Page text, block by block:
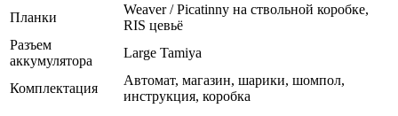
Планки
Weaver / Picatinny на ствольной коробке,
RIS цевьё
Разъем
аккумулятора
Large Tamiya
Комплектация
Автомат, магазин, шарики, шомпол,
инструкция, коробка